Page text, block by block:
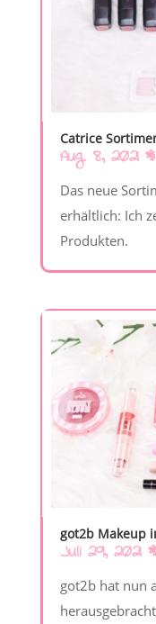
Catrice
Aug. 8, 2021|
Das neue
erhältlich: Ich
Produkten.
got2b Makeup
Juli 29, 2021
got2b hat nun